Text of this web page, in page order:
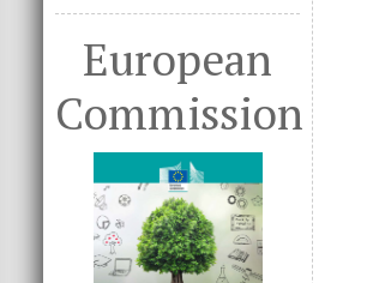
European
Commission